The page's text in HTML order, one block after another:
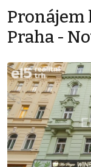
Pronájem
Praha -